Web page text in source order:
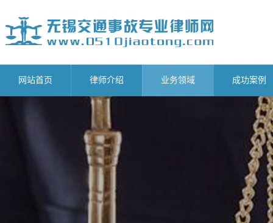
网站首页 律师介绍 业务领域 成功案例